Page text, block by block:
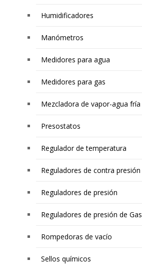
Humidificadores
Manómetros
Medidores para agua
Medidores para gas
Mezcladora de vapor-agua fría
Presostatos
Regulador de temperatura
Reguladores de contra presión
Reguladores de presión
Reguladores de presión de Gas
Rompedoras de vacío
Sellos químicos